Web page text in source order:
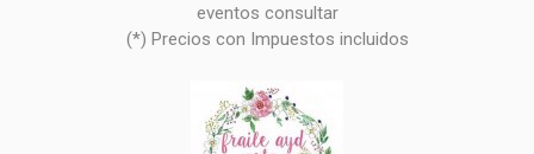
eventos consultar
(*) Precios con Impuestos incluidos